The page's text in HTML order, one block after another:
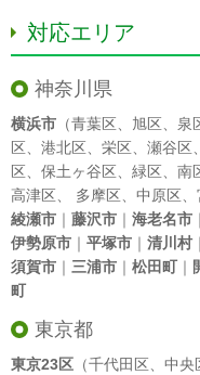
対応エリア
神奈川県
横浜市 （青葉区、 旭区、 泉
区、 港北区、 栄区、 瀬谷区、
区、 保土ヶ谷区、 緑区、 南
高津区、 多摩区、 中原区、
綾瀬市 ｜ 藤沢市 ｜ 海老名市 ｜
伊勢原市 ｜ 平塚市 ｜ 清川村｜
須賀市 ｜ 三浦市 ｜ 松田町｜
町
東京都
東京23区 （千代田区、 中央